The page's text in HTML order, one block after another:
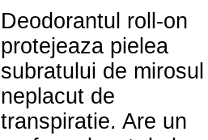
Deodorantul roll-on
protejeaza pielea
subratului de mirosul
neplacut de
transpiratie. Are un